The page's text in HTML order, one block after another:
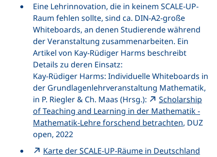
Eine Lehrinnovation, die in keinem SCALE-UP-
Raum fehlen sollte, sind ca. DIN-A2-große
Whiteboards, an denen Studierende während
der Veranstaltung zusammenarbeiten. Ein
Artikel von Kay-Rüdiger Harms beschreibt
Details zu deren Einsatz:
Kay-Rüdiger Harms: Individuelle Whiteboards in
der Grundlagenlehrveranstaltung Mathematik,
in P. Riegler & Ch. Maas (Hrsg.):
Scholarship
of Teaching and Learning in der Mathematik -
Mathematik-Lehre forschend betrachten, DUZ
open, 2022
Karte derSCALE-UP-Räume in Deutschland